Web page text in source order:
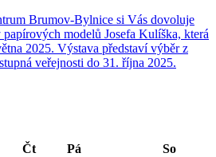
Brumov-Bylnice si Vás dovoluje
modelů Josefa Kulíška, která
2025. Výstava představí výběr z
veřejnosti do 31. října 2025.
Čt Pá
So